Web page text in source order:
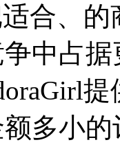
适合、
中占
多小